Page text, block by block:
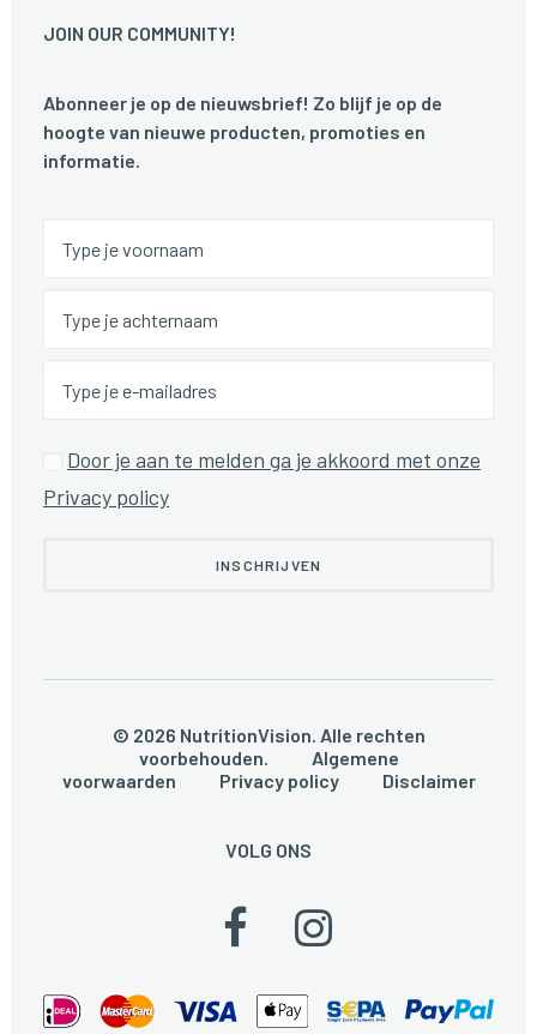
JOIN OUR COMMUNITY!
Abonneer je op de nieuwsbrief! Zo blijf je op de
hoogte van nieuwe producten, promoties en
informatie.
Door je aan te melden ga je akkoord met onze
Privacy policy
© 2026 NutritionVision. Alle rechten
voorbehouden. Algemene
voorwaarden
Privacy policy Disclaimer
VOLG ONS